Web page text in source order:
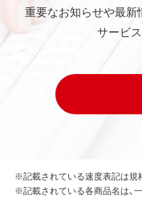
重要なお知らせや最新
サービ
※記載されている速度表記は規
※記載されている各商品名は、